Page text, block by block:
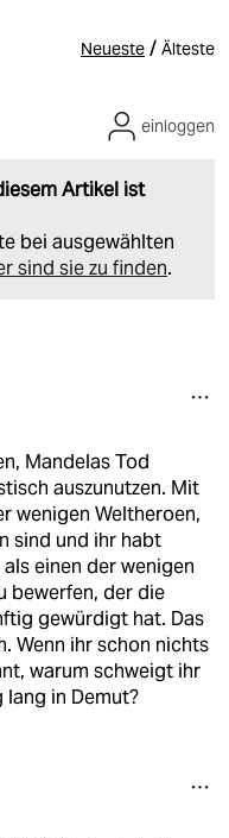
Neueste / Älteste
Artikel ist
bei ausgewählten
sind sie zu finden.
einloggen
Mandelas Tod
auszunutzen. Mit
wenigen Weltheroen,
sind und ihr habt
einen der wenigen
bewerfen, der die
gewürdigt hat. Das
Wenn ihr schon nichts
warum schweigt ihr
lang in Demut?